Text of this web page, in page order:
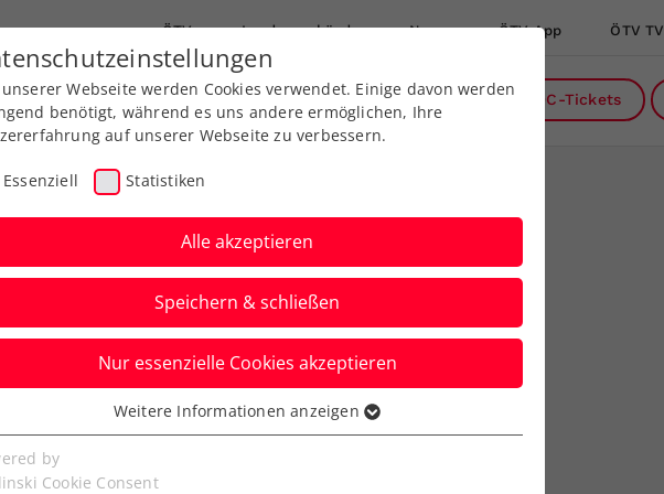
ÖTV Landesverbände News ÖTV App ÖTV TV
Ausbildung Services Über uns DC-Tickets
Billie Jean King Cup
Tsurenko
Webseite werden Cookies verwendet. Einige davon werden
benötigt, während es uns andere ermöglichen, Ihre
auf unserer Webseite zu verbessern.
Essenziell Statistiken
Alle akzeptieren
Speichern & schließen
Nur essenzielle Cookies akzeptieren
Cookies werden für grundlegende Funktionen der
benötigt. Dadurch ist gewährleistet, dass die Webseite
Weitere Informationen anzeigen
by
Cookie Consent